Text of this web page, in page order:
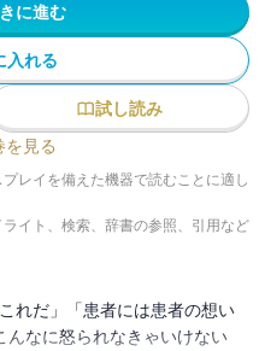
に進む
入れる
試し読み
を見る
レイを備えた機器で読むことに適し
イト、検索、辞書の参照、引用など
れだ」「患者には患者の想い
んなに怒られなきゃいけない